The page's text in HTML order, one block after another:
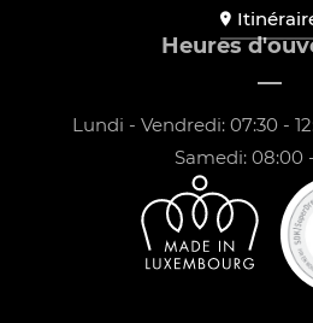
Heures
Lundi - Vendredi: 07:30 -
Samedi: 08:00